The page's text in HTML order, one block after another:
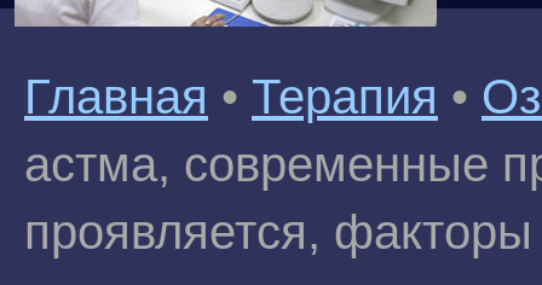
Главная • Терапия •
астма, современные
проявляется, факторы